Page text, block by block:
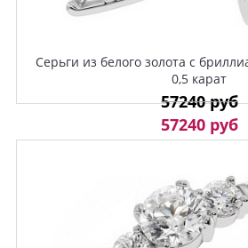
Серьги из белого золота с
0,5 карат
57240 руб
57240 руб